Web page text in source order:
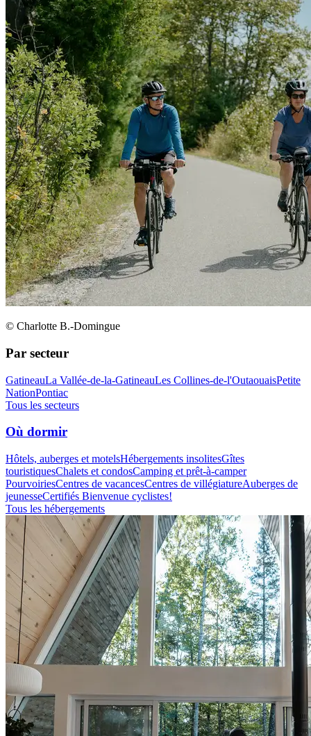
© Charlotte B.-Domingue
Par secteur
GatineauLa Vallée-de-la-GatineauLes Collines-de-l'OutaouaisPetite
NationPontiac
Tous les secteurs
Où dormir
Hôtels, auberges et motelsHébergements insolitesGîtes
touristiquesChalets et condosCamping et prêt-à-camper
PourvoiriesCentres de vacancesCentres de villégiatureAuberges de
jeunesseCertifiés Bienvenue cyclistes!
Tous les hébergements